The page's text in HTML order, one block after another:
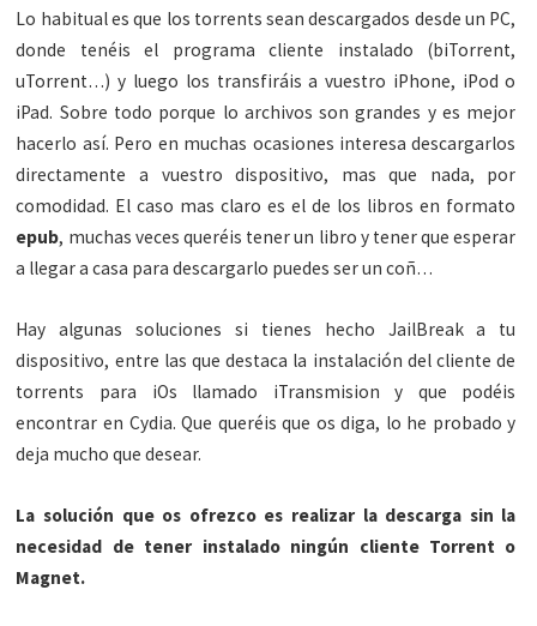
Lo habitual es que los torrents sean descargados desde un PC,
donde tenéis el programa cliente instalado (biTorrent,
uTorrent…) y luego los transfiráis a vuestro iPhone, iPod o
iPad. Sobre todo porque lo archivos son grandes y es mejor
hacerlo así. Pero en muchas ocasiones interesa descargarlos
directamente a vuestro dispositivo, mas que nada, por
comodidad. El caso mas claro es el de los libros en formato
epub, muchas veces queréis tener un libro y tener que esperar
a llegar a casa para descargarlo puedes ser un coñ…
Hay algunas soluciones si tienes hecho JailBreak a tu
dispositivo, entre las que destaca la instalación del cliente de
torrents para iOs llamado iTransmision y que podéis
encontrar en Cydia. Que queréis que os diga, lo he probado y
deja mucho que desear.
La solución que os ofrezco es realizar la descarga sin la
necesidad de tener instalado ningún cliente Torrent o
Magnet.